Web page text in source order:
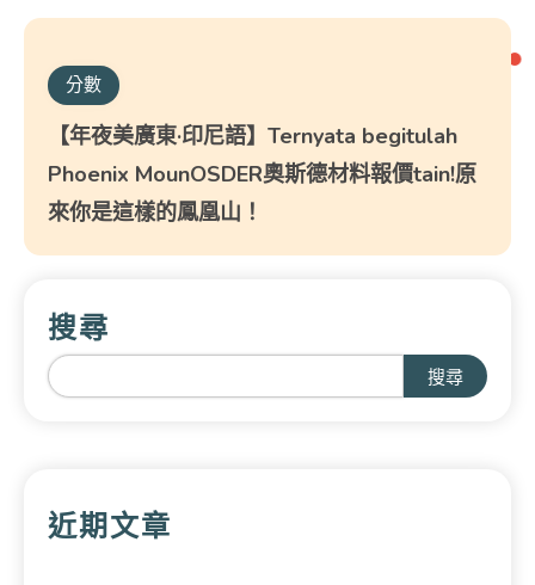
分數
【年夜美廣東·印尼語】Ternyata begitulah
Phoenix MounOSDER奧斯德材料報價tain!原
來你是這樣的鳳凰山！
搜尋
搜尋
近期文章